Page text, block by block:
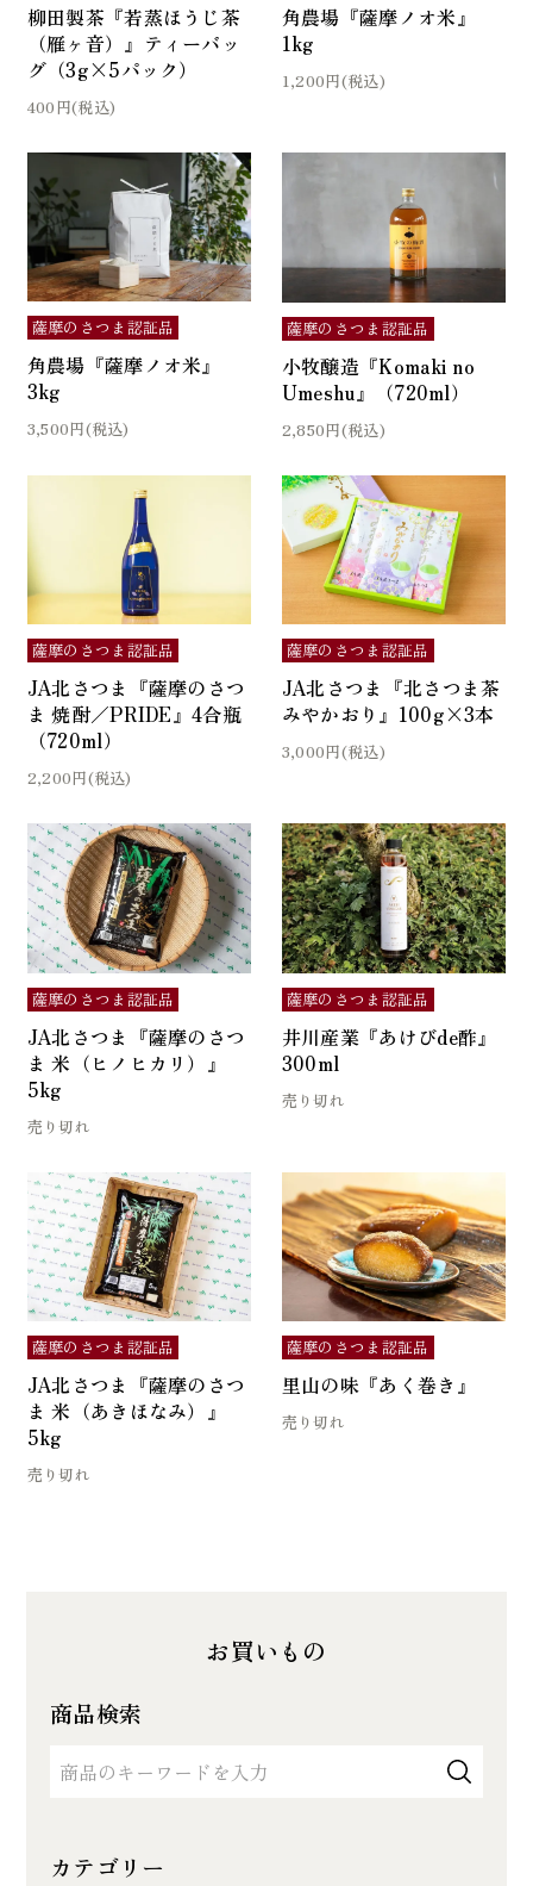
柳田製茶『若蒸ほうじ茶
（雁ヶ音）』ティーバッ
グ（3g×5パック）
400円(税込)
角農場『薩摩ノオ米』
1kg
1,200円(税込)
薩摩のさつま認証品
角農場『薩摩ノオ米』
3kg
3,500円(税込)
薩摩のさつま認証品
小牧醸造『Komaki no
Umeshu』（720ml）
2,850円(税込)
薩摩のさつま認証品
JA北さつま『薩摩のさつ
ま 焼酎／PRIDE』4合瓶
（720ml）
2,200円(税込)
薩摩のさつま認証品
JA北さつま『北さつま茶
みやかおり』100g×3本
3,000円(税込)
薩摩のさつま認証品
JA北さつま『薩摩のさつ
ま 米（ヒノヒカリ）』
5kg
売り切れ
薩摩のさつま認証品
井川産業『あけびde酢』
300ml
売り切れ
薩摩のさつま認証品
JA北さつま『薩摩のさつ
ま 米（あきほなみ）』
5kg
売り切れ
薩摩のさつま認証品
里山の味『あく巻き』
売り切れ
お買いもの
商品検索
カテゴリー